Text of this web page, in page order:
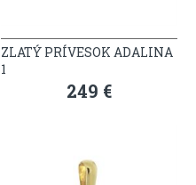
ZLATÝ PRÍVESOK ADALINA
1
249 €